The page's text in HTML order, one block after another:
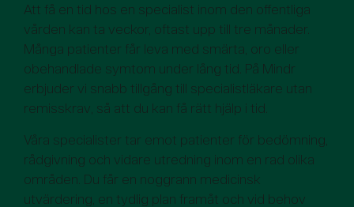
Att få en tid hos en specialist inom den offentliga
vården kan ta veckor, oftast upp till tre månader.
Många patienter får leva med smärta, oro eller
obehandlade symtom under lång tid. På Mindr
erbjuder vi snabb tillgång till specialistläkare utan
remisskrav, så att du kan få rätt hjälp i tid.
Våra specialister tar emot patienter för bedömning,
rådgivning och vidare utredning inom en rad olika
områden. Du får en noggrann medicinsk
utvärdering, en tydlig plan framåt och vid behov